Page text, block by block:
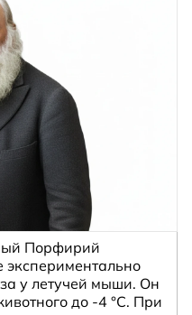
Порфирий
у летучей мыши. Он
до -4 °C. При